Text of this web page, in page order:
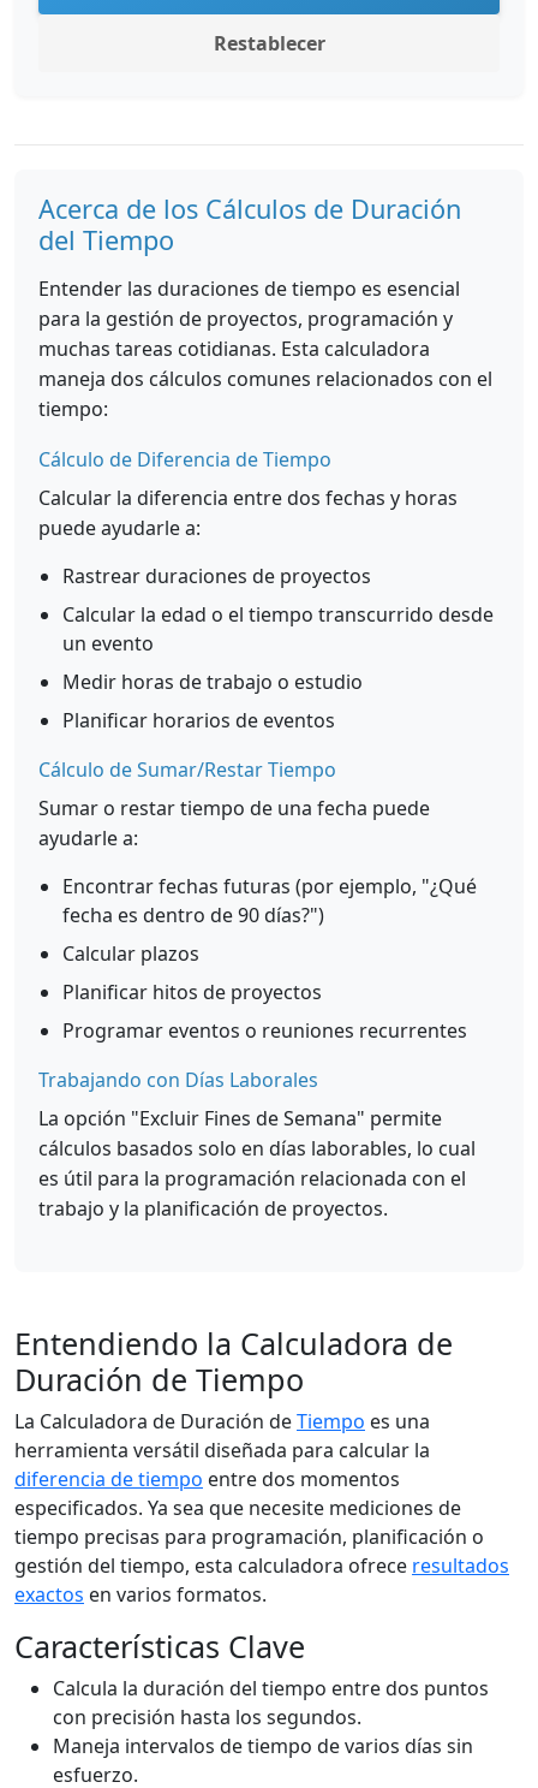
Restablecer
Acerca de los Cálculos de Duración
del Tiempo
Entender las duraciones de tiempo es esencial
para la gestión de proyectos, programación y
muchas tareas cotidianas. Esta calculadora
maneja dos cálculos comunes relacionados con el
tiempo:
Cálculo de Diferencia de Tiempo
Calcular la diferencia entre dos fechas y horas
puede ayudarle a:
Rastrear duraciones de proyectos
Calcular la edad o el tiempo transcurrido desde
un evento
Medir horas de trabajo o estudio
Planificar horarios de eventos
Cálculo de Sumar/Restar Tiempo
Sumar o restar tiempo de una fecha puede
ayudarle a:
Encontrar fechas futuras (por ejemplo, "¿Qué
fecha es dentro de 90 días?")
Calcular plazos
Planificar hitos de proyectos
Programar eventos o reuniones recurrentes
Trabajando con Días Laborales
La opción "Excluir Fines de Semana" permite
cálculos basados solo en días laborables, lo cual
es útil para la programación relacionada con el
trabajo y la planificación de proyectos.
Entendiendo la Calculadora de
Duración de Tiempo
La Calculadora de Duración deTiempo es una
herramienta versátil diseñada para calcular la
diferencia de tiempo entre dos momentos
especificados. Ya sea que necesite mediciones de
tiempo precisas para programación, planificación o
gestión del tiempo, esta calculadora ofrece resultados
exactos en varios formatos.
Características Clave
Calcula la duración del tiempo entre dos puntos
con precisión hasta los segundos.
Maneja intervalos de tiempo de varios días sin
esfuerzo.